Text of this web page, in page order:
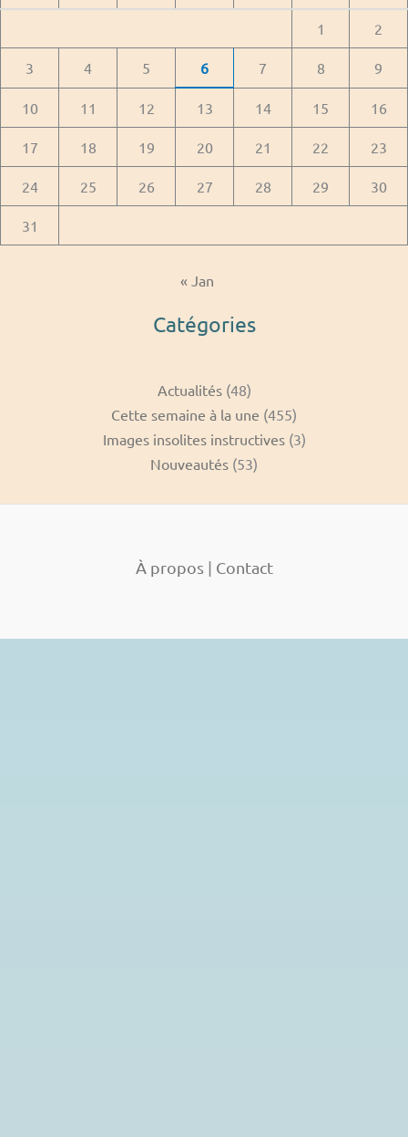
1 2
3 4 5 6 7 8 9
10 11 12 13 14 15 16
17 18 19 20 21 22 23
24 25 26 27 28 29 30
31
« Jan
Catégories
Actualités(48)
Cette semaine à la une (455)
Images insolites instructives(3)
Nouveautés (53)
À propos| Contact